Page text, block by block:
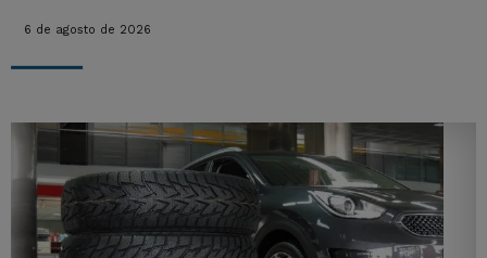
6 de agosto de 2026